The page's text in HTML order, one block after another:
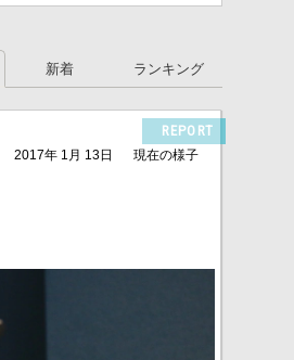
新着 ランキング
REPORT
2017年 1月 13日
現在の様子